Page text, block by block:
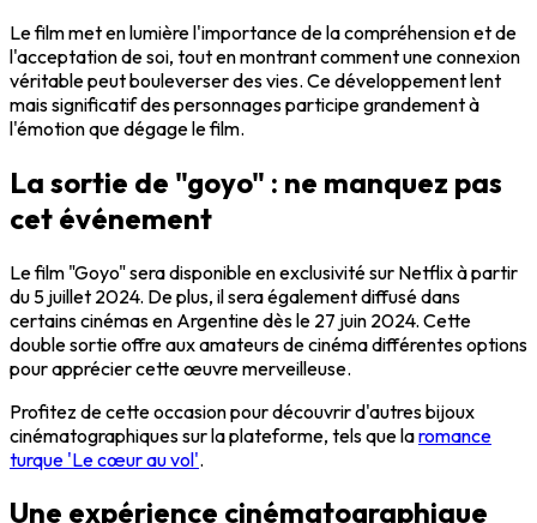
Le film met en lumière l'importance de la compréhension et de
l'acceptation de soi, tout en montrant comment une connexion
véritable peut bouleverser des vies. Ce développement lent
mais significatif des personnages participe grandement à
l'émotion que dégage le film.
La sortie de "goyo" : ne manquez pas
cet événement
Le film "Goyo" sera disponible en exclusivité sur Netflix à partir
du 5 juillet 2024. De plus, il sera également diffusé dans
certains cinémas en Argentine dès le 27 juin 2024. Cette
double sortie offre aux amateurs de cinéma différentes options
pour apprécier cette œuvre merveilleuse.
Profitez de cette occasion pour découvrir d'autres bijoux
cinématographiques sur la plateforme, tels que laromance
turque 'Le cœur au vol'.
Une expérience cinématographique